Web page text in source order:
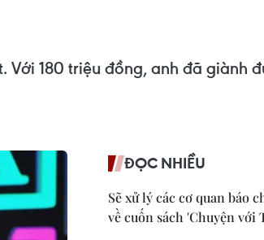
Với 180 triệu đồng, anh đã giành
ĐỌC NHIỀU
Sẽ xử lý các cơ quan báo
về cuốn sách 'Chuyện với